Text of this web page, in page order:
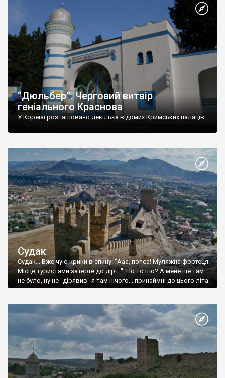
“Дюльбер”. Черговий витвір
геніального Краснова
У Кореїзі розташовано декілька відомих Кримських палаців.
Судак
Судак... Вже чую крики в спину: "Ааа, попса! Муляжна фортеця!
Місце,туристами затерте до дір!..." Но то шо? А мене ще там
не було, ну не "дірявив" я там нічого... принаймні до цього літа.